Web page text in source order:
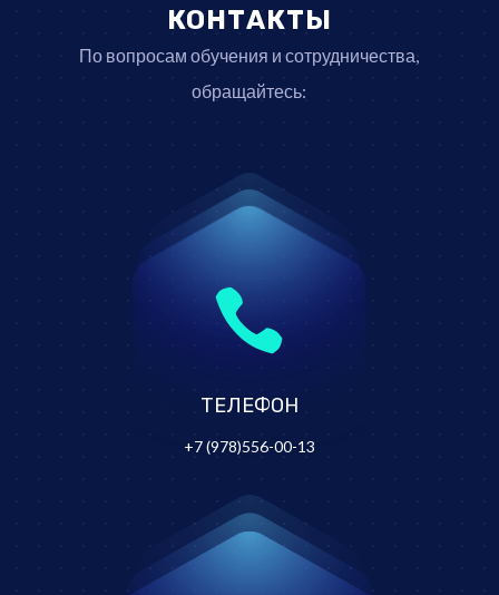
КОНТАКТЫ
По вопросам обучения и сотрудничества,
обращайтесь:

ТЕЛЕФОН
+7 (978)556-00-13